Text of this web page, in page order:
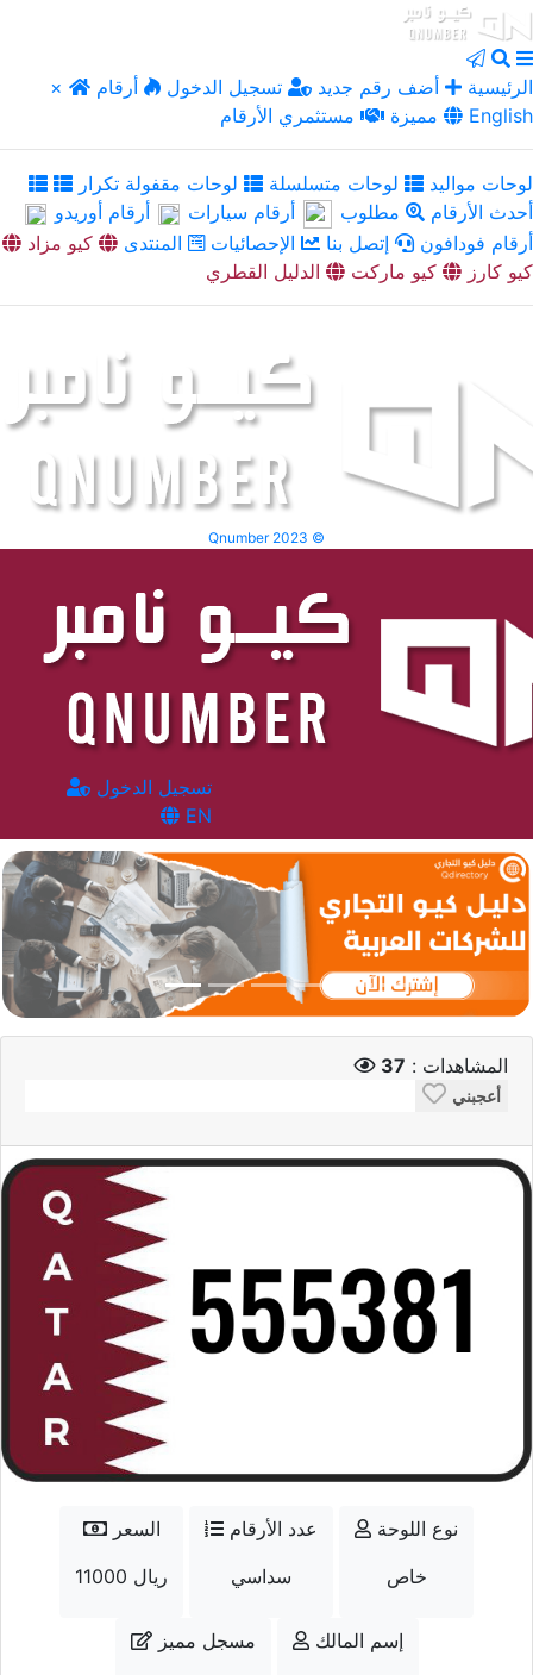
× الرئيسية أضف رقم جديد تسجيل الدخول
أرقام
مميزة
مستثمري الأرقام English
لوحات مواليد لوحات متسلسلة
لوحات مقفولة تكرار
أحدث الأرقام
مطلوب أرقام سيارات
أرقام أوريدو
أرقام فودافون
إتصل بنا الإحصائيات المنتدى
كيو مزاد
كيو كارز
كيو ماركت الدليل القطري
Qnumber 2023 ©
تسجيل الدخول
EN